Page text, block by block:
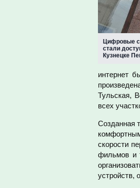
Цифровые
стали
Кузнецке
интернет
Тульская,
всех
Созданная
скорости
фильмов и
устройств,